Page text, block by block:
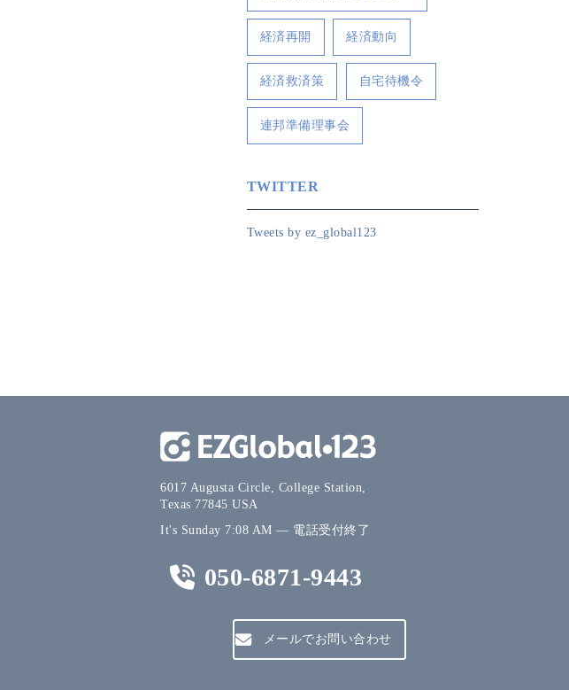
経済再開 経済動向
経済救済策 自宅待機令
連邦準備理事会
TWITTER
Tweets by ez_global123
6017 Augusta Circle, College Station,
Texas 77845 USA
It's Sunday 7:08 AM — 電話受付終了
050-6871-9443
メールでお問い合わせ